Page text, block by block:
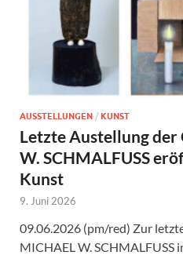
AUSSTELLUNGEN / KUNST
Letzte Austellung der
W. SCHMALFUSS
Kunst
9. Juni 2026
09.06.2026 (pm/red) Zur
MICHAEL W. SCHMALFUSS